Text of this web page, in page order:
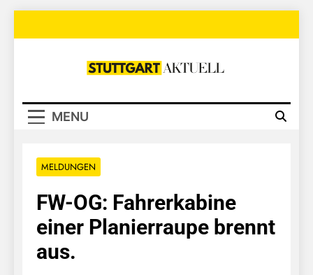
Stuttgart
MENU
MELDUNGEN
FW-OG: Fahrerkabine
einer Planierraupe brennt
aus.